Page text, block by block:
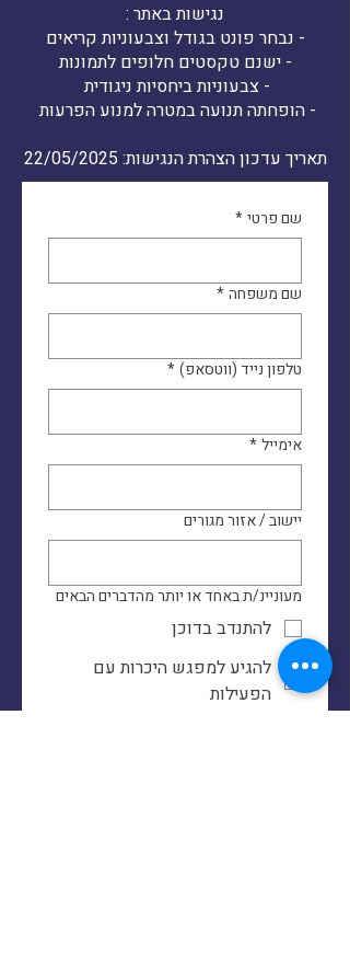
נגישות באתר :
- נבחר פונט בגודל וצבעוניות קריאים
- ישנם טקסטים חלופים לתמונות
- צבעוניות ביחסיות ניגודית
- הופחתה תנועה במטרה למנוע הפרעות
תאריך עדכון הצהרת הנגישות: 22/05/2025
שם פרטי*
שם משפחה*
טלפון נייד (ווטסאפ)*
אימייל*
יישוב / אזור מגורים
מעוניינ/ת באחד או יותר מהדברים הבאים
להתנדב בדוכן
להגיע למפגש היכרות עם
הפעילות